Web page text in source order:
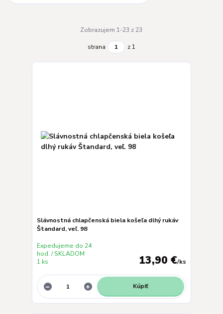
Zobrazujem 1-23 z 23
strana z 1
Slávnostná chlapčenská biela košeľa dlhý rukáv
Štandard, veľ. 98
13,90 €/ks
Expedujeme do 24
hod. / SKLADOM
1 ks
Kúpiť